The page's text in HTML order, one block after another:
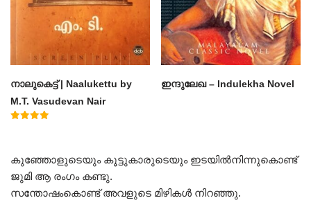
നാലുകെട്ട് | Naalukettu by
M.T. Vasudevan Nair
ഇന്ദുലേഖ – Indulekha Novel
കുഞ്ഞോളുടെയും കൂട്ടുകാരുടെയും ഇടയിൽനിന്നുകൊണ്ട്
ജുമി ആ രംഗം കണ്ടു.
സന്തോഷംകൊണ്ട് അവളുടെ മിഴികൾ നിറഞ്ഞു.